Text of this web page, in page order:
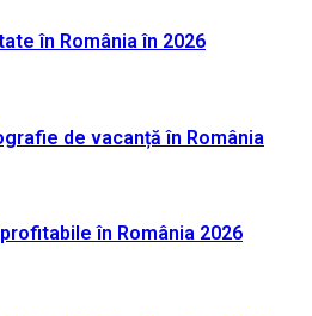
în România în 2026
de vacanță în România
în România 2026